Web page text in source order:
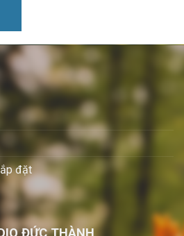
đặt
ĐỨC THÀNH